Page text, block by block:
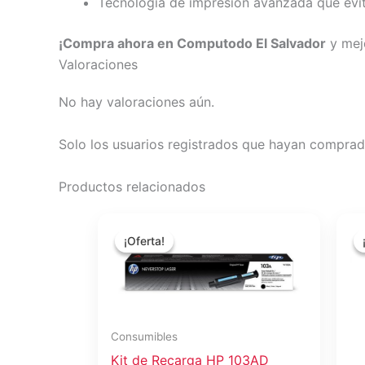
¡Compra ahora en Computodo El Salvador y
Valoraciones
No hay valoraciones aún.
Solo los usuarios registrados que hayan
Productos relacionados
¡Oferta!
¡Oferta!
Consumibles
Kit de Recarga HP 103AD
precio
original
era:
$33.46.
es:
$29.90.